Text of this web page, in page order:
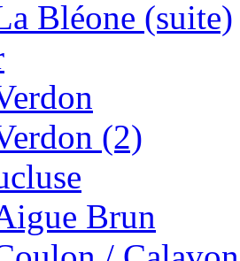
Bléone (suite)
(2)
Brun